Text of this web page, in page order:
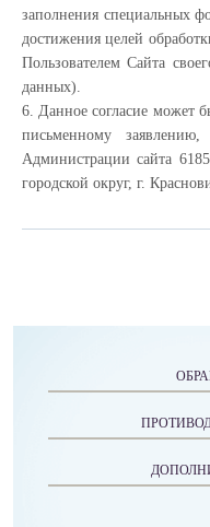
заполнения специальных
достижения целей
Пользователем Сайта
данных).
6. Данное согласие может
письменному
Администрации сайта
городской округ, г.